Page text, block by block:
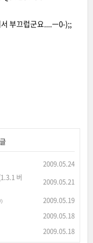
부끄럽군요....ㅡ0-);;
2009.05.24
버
2009.05.21
2009.05.19
2009.05.18
2009.05.18